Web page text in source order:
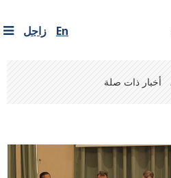
En زاجل
أخبار ذات صلة